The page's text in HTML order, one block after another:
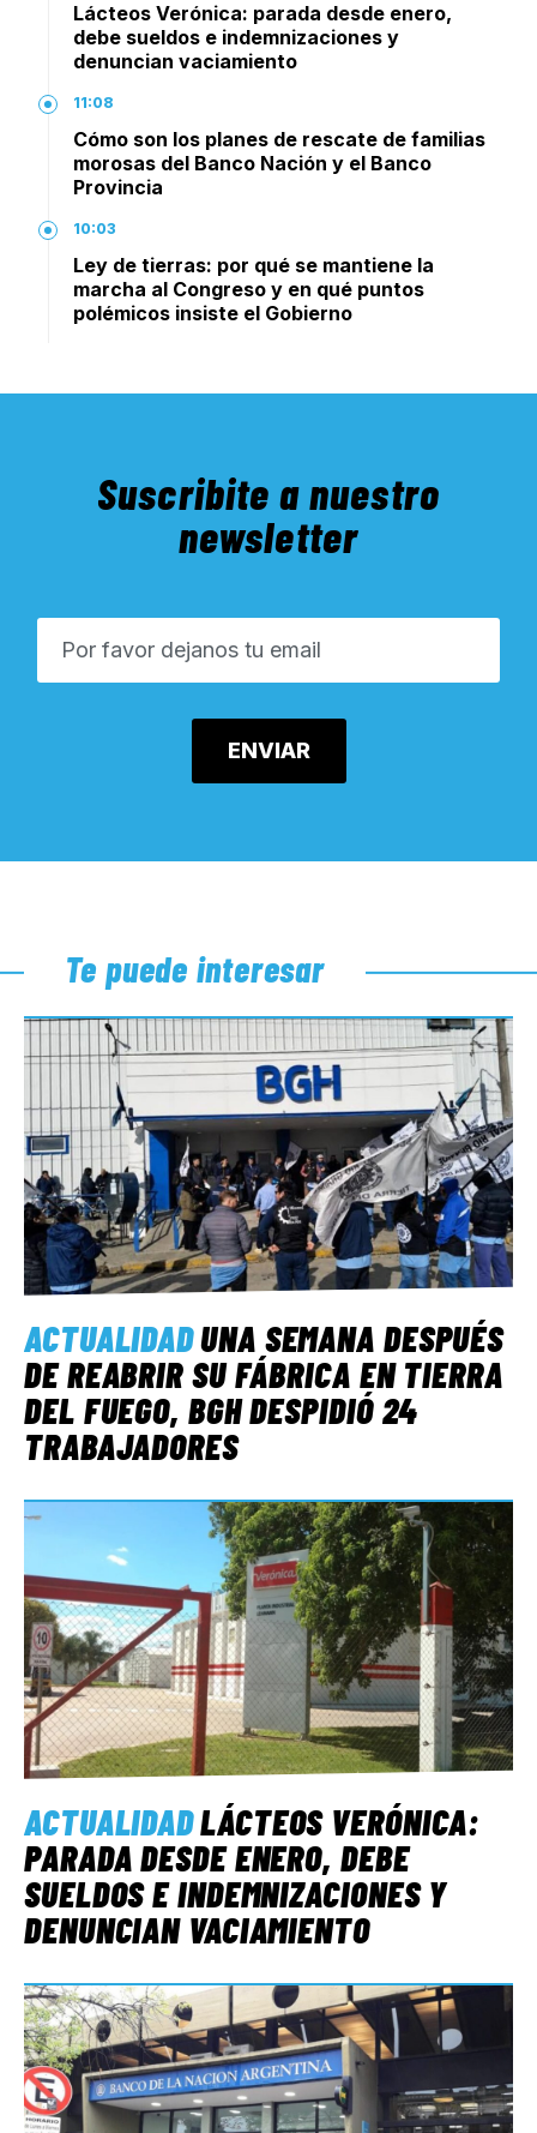
Lácteos Verónica: parada desde enero,
debe sueldos e indemnizaciones y
denuncian vaciamiento
11:08
Cómo son los planes de rescate de familias
morosas del Banco Nación y el Banco
Provincia
10:03
Ley de tierras: por qué se mantiene la
marcha al Congreso y en qué puntos
polémicos insiste el Gobierno
Suscribite a nuestro
newsletter
Te puede interesar
ACTUALIDADUNA SEMANA DESPUÉS
DE REABRIR SU FÁBRICA EN TIERRA
DEL FUEGO, BGH DESPIDIÓ 24
TRABAJADORES
ACTUALIDADLÁCTEOS VERÓNICA:
PARADA DESDE ENERO, DEBE
SUELDOS E INDEMNIZACIONES Y
DENUNCIAN VACIAMIENTO